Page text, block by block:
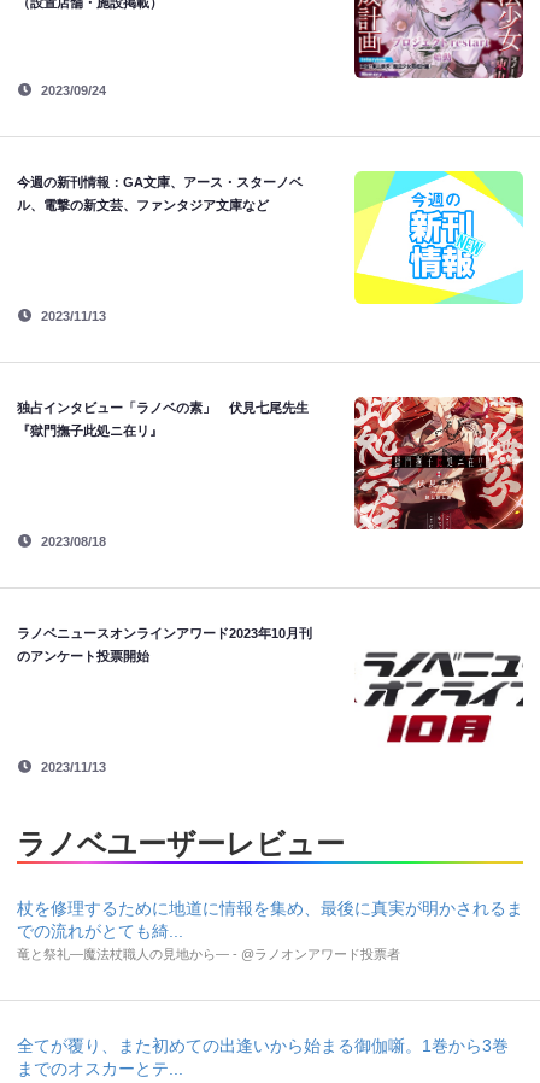
2023/09/24
今週の新刊情報：GA文庫、アース・スターノベ
ル、電撃の新文芸、ファンタジア文庫など
2023/11/13
独占インタビュー「ラノベの素」 伏見七尾先生
『獄門撫子此処ニ在リ』
2023/08/18
ラノベニュースオンラインアワード2023年10月刊
のアンケート投票開始
2023/11/13
ラノベユーザーレビュー
杖を修理するために地道に情報を集め、最後に真実が明かされるま
での流れがとても綺...
竜と祭礼―魔法杖職人の見地から― - @ラノオンアワード投票者
全てが覆り、また初めての出逢いから始まる御伽噺。1巻から3巻
までのオスカーとテ...